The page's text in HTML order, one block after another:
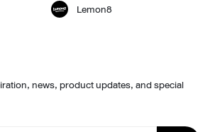
Lemon8
news, product updates, and special